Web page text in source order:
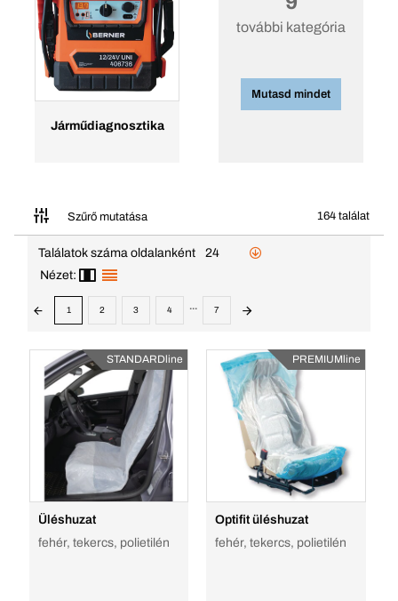
Járműdiagnosztika
további kategória
Mutasd mindet
Szűrő mutatása 164 találat
Találatok száma oldalanként
24
Nézet:
1 2 3 4 ... 7
STANDARDline
Üléshuzat
fehér, tekercs, polietilén
PREMIUMline
Optifit üléshuzat
fehér, tekercs, polietilén